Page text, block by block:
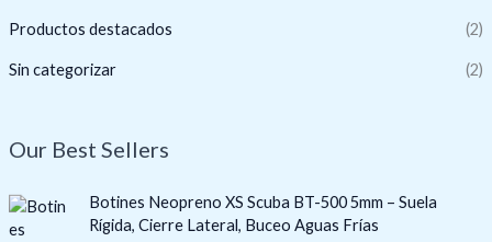
Productos destacados (2)
Sin categorizar (2)
Our Best Sellers
Botines Neopreno XS Scuba BT-500 5mm – Suela
Rígida, Cierre Lateral, Buceo Aguas Frías
a
n